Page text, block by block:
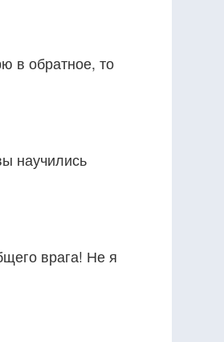
в обратное, то
научились
врага! Не я